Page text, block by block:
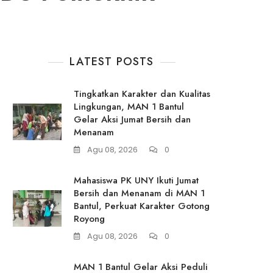
LATEST POSTS
Tingkatkan Karakter dan Kualitas
Lingkungan, MAN 1 Bantul
Gelar Aksi Jumat Bersih dan
Menanam
Agu 08, 2026 0
Mahasiswa PK UNY Ikuti Jumat
Bersih dan Menanam di MAN 1
Bantul, Perkuat Karakter Gotong
Royong
Agu 08, 2026 0
MAN 1 Bantul Gelar Aksi Peduli